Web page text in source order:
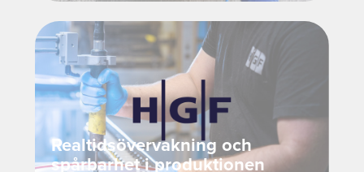
Realtidsövervakning och
spårbarhet i produktionen